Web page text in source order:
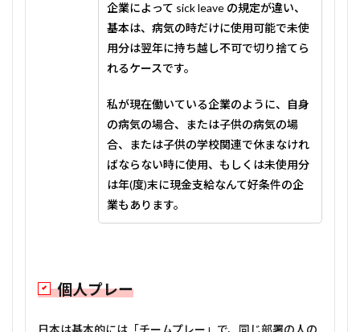
企業によって sick leave の規定が違い、
基本は、病気の時だけに使用可能で未使
用分は翌年に持ち越し不可で切り捨てら
れるケースです。
私が現在働いている企業のように、自身
の病気の場合、または子供の病気の場
合、または子供の学校関連で休まなけれ
ばならない時に使用、もしくは未使用分
は年(度)末に現金支給なんて好条件の企
業もあります。
個人プレー
日本は基本的には「チームプレー」で、同じ部署の人の